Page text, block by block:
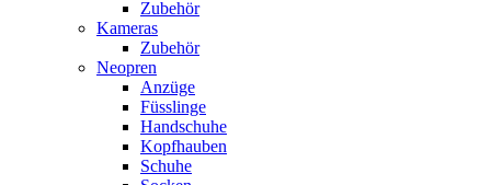
Zubehör
Kameras
Zubehör
Neopren
Anzüge
Füsslinge
Handschuhe
Kopfhauben
Schuhe